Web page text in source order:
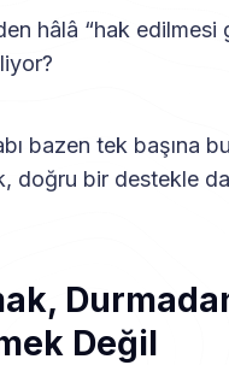
hâlâ “hak edilmesi
bazen tek başına
doğru bir destekle
Değil